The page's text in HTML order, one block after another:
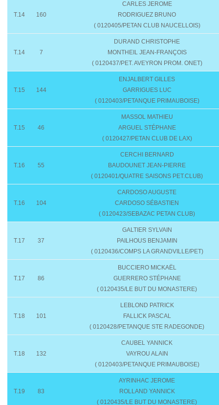
T.14 160
CARLES JEROME
RODRIGUEZ BRUNO
( 0120405/PETAN CLUB NAUCELLOIS)
T.14 7
DURAND CHRISTOPHE
MONTHEIL JEAN-FRANÇOIS
( 0120437/PET. AVEYRON PROM. ONET)
T.15 144
ENJALBERT GILLES
GARRIGUES LUC
( 0120403/PETANQUE PRIMAUBOISE)
T.15 46
MASSOL MATHIEU
ARGUEL STÉPHANE
( 0120427/PETAN CLUB DE LAX)
T.16 55
CERCHI BERNARD
BAUDOUNET JEAN-PIERRE
( 0120401/QUATRE SAISONS PET.CLUB)
T.16 104
CARDOSO AUGUSTE
CARDOSO SÉBASTIEN
( 0120423/SEBAZAC PETAN CLUB)
T.17 37
GALTIER SYLVAIN
PAILHOUS BENJAMIN
( 0120436/COMPS LA GRANDVILLE/PET)
T.17 86
BUCCIERO MICKAËL
GUERRERO STÉPHANE
( 0120435/LE BUT DU MONASTERE)
T.18 101
LEBLOND PATRICK
FALLICK PASCAL
( 0120428/PETANQUE STE RADEGONDE)
T.18 132
CAUBEL YANNICK
VAYROU ALAIN
( 0120403/PETANQUE PRIMAUBOISE)
T.19 83
AYRINHAC JEROME
ROLLAND YANNICK
( 0120435/LE BUT DU MONASTERE)